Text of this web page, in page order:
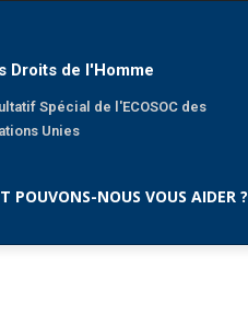
Droits de l'Homme
Spécial de l'ECOSOC des
Unies
POUVONS-NOUS VOUS AIDER ?